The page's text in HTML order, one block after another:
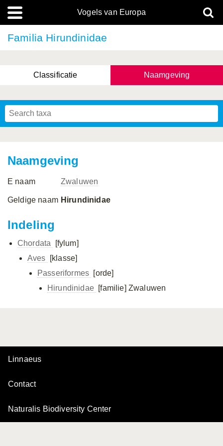
Vogels van Europa
Familia Hirundinidae
Classificatie Naamgeving
Naamgeving
E naam Zwaluwen
Geldige naam Hirundinidae
Indeling
Chordata
[fylum]
Aves
[klasse]
Passeriformes [orde]
Hirundinidae [familie] Zwaluwen
Linnaeus
Contact
Naturalis Biodiversity Center